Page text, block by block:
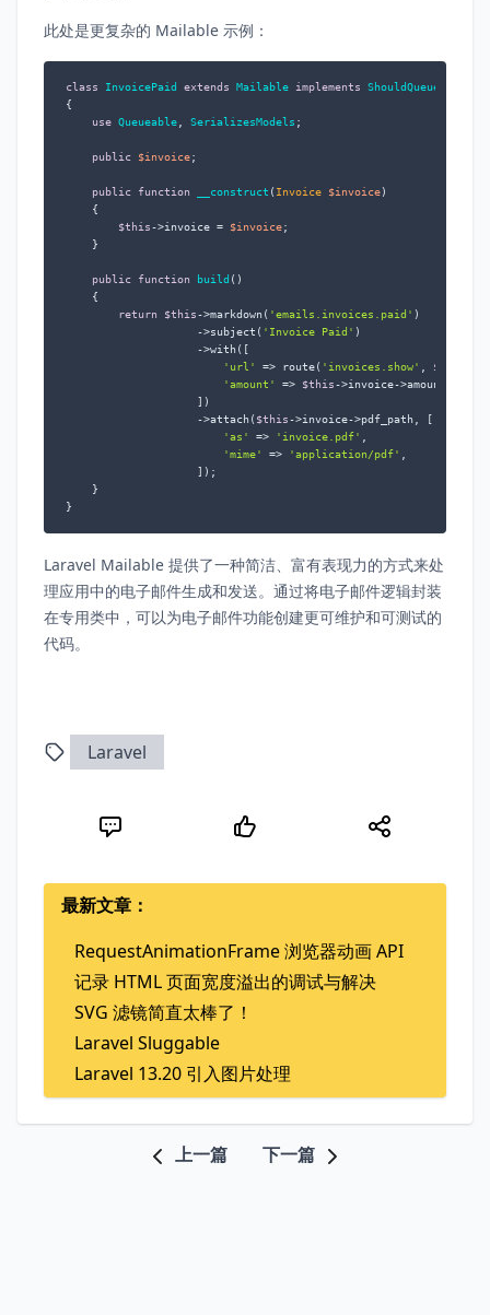
此处是更复杂的 Mailable 示例：
class InvoicePaid extends Mailable implements
ShouldQueue
{
use Queueable, SerializesModels ;
public $invoice;
public function __construct ( Invoice $invoice)
{
$this->invoice = $invoice;
    }
public function build ( )
{
return
$this->markdown( 'emails.invoices.paid' )
                    ->subject(
'Invoice Paid' )
                    ->with([
'url'
=> route( 'invoices.show' $this
'amount'
=> $this->invoice->amount,
                    ])
                    ->attach(
$this->invoice->pdf_path, [
'as'
=> 'invoice.pdf'
'mime'
=> 'application/pdf'
                    ]);
    }
}
Laravel Mailable 提供了一种简洁、富有表现力的方式来处
理应用中的电子邮件生成和发送。通过将电子邮件逻辑封装
在专用类中，可以为电子邮件功能创建更可维护和可测试的
代码。
Laravel
最新文章：
RequestAnimationFrame 浏览器动画 API
记录 HTML 页面宽度溢出的调试与解决
SVG 滤镜简直太棒了！
Laravel Sluggable
Laravel 13.20 引入图片处理
上一篇 下一篇